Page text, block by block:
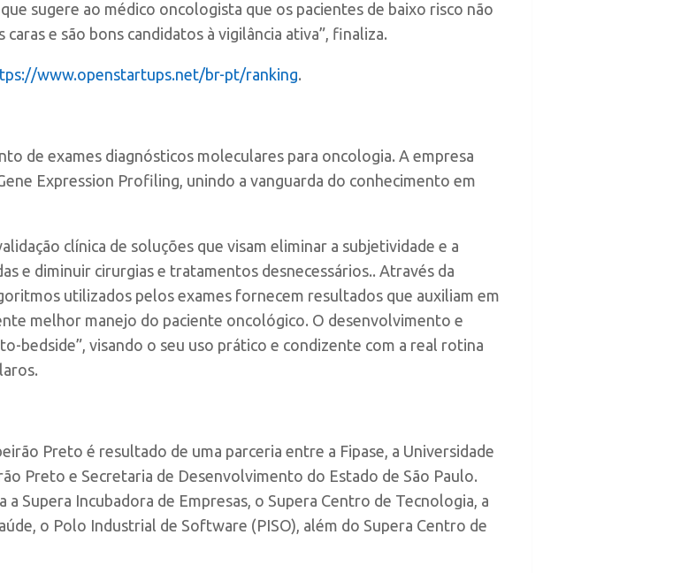
sugere ao médico oncologista que os pacientes de baixo risco não
e são bons candidatos à vigilância ativa”, finaliza.
www.openstartups.net/br-pt/ranking.
de exames diagnósticos moleculares para oncologia. A empresa
Expression Profiling, unindo a vanguarda do conhecimento em
clínica de soluções que visam eliminar a subjetividade e a
e diminuir cirurgias e tratamentos desnecessários.. Através da
utilizados pelos exames fornecem resultados que auxiliam em
melhor manejo do paciente oncológico. O desenvolvimento e
bedside”, visando o seu uso prático e condizente com a real rotina
Preto é resultado de uma parceria entre a Fipase, a Universidade
Preto e Secretaria de Desenvolvimento do Estado de São Paulo.
a Supera Incubadora de Empresas, o Supera Centro de Tecnologia, a
o Polo Industrial de Software (PISO), além do Supera Centro de